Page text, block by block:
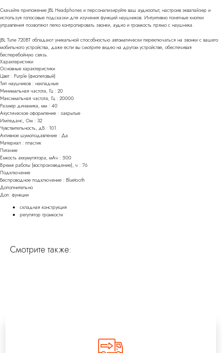
Скачайте приложение JBL Headphones и персонализируйте ваш аудиоопыт, настроив эквалайзер и
используя голосовые подсказки для изучения функций наушников. Интуитивно понятные кнопки
управления позволяют легко контролировать звонки, аудио и громкость прямо с наушника.
JBL Tune 720BT обладают уникальной способностью автоматически переключаться на звонки с вашего
мобильного устройства, даже если вы смотрите видео на другом устройстве, обеспечивая
бесперебойную связь.
Характеристики
Основные характеристики
Цвет : Purple (фиолетовый)
Тип наушников : накладные
Минимальная частота, Гц : 20
Максимальная частота, Гц : 20000
Размер динамика, мм : 40
Акустическое оформление : закрытые
Импеданс, Ом : 32
Чувствительность, дБ : 101
Активное шумоподавление : Да
Материал : пластик
Питание
Ёмкость аккумулятора, мАч : 500
Время работы (воспроизведение), ч : 76
Подключение
Беспроводное подключение : Bluetooth
Дополнительно
Доп. функции
складная конструкция
регулятор громкости
Смотрите также: